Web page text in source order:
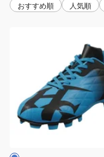
おすすめ順 人気順
ス
パ
ク